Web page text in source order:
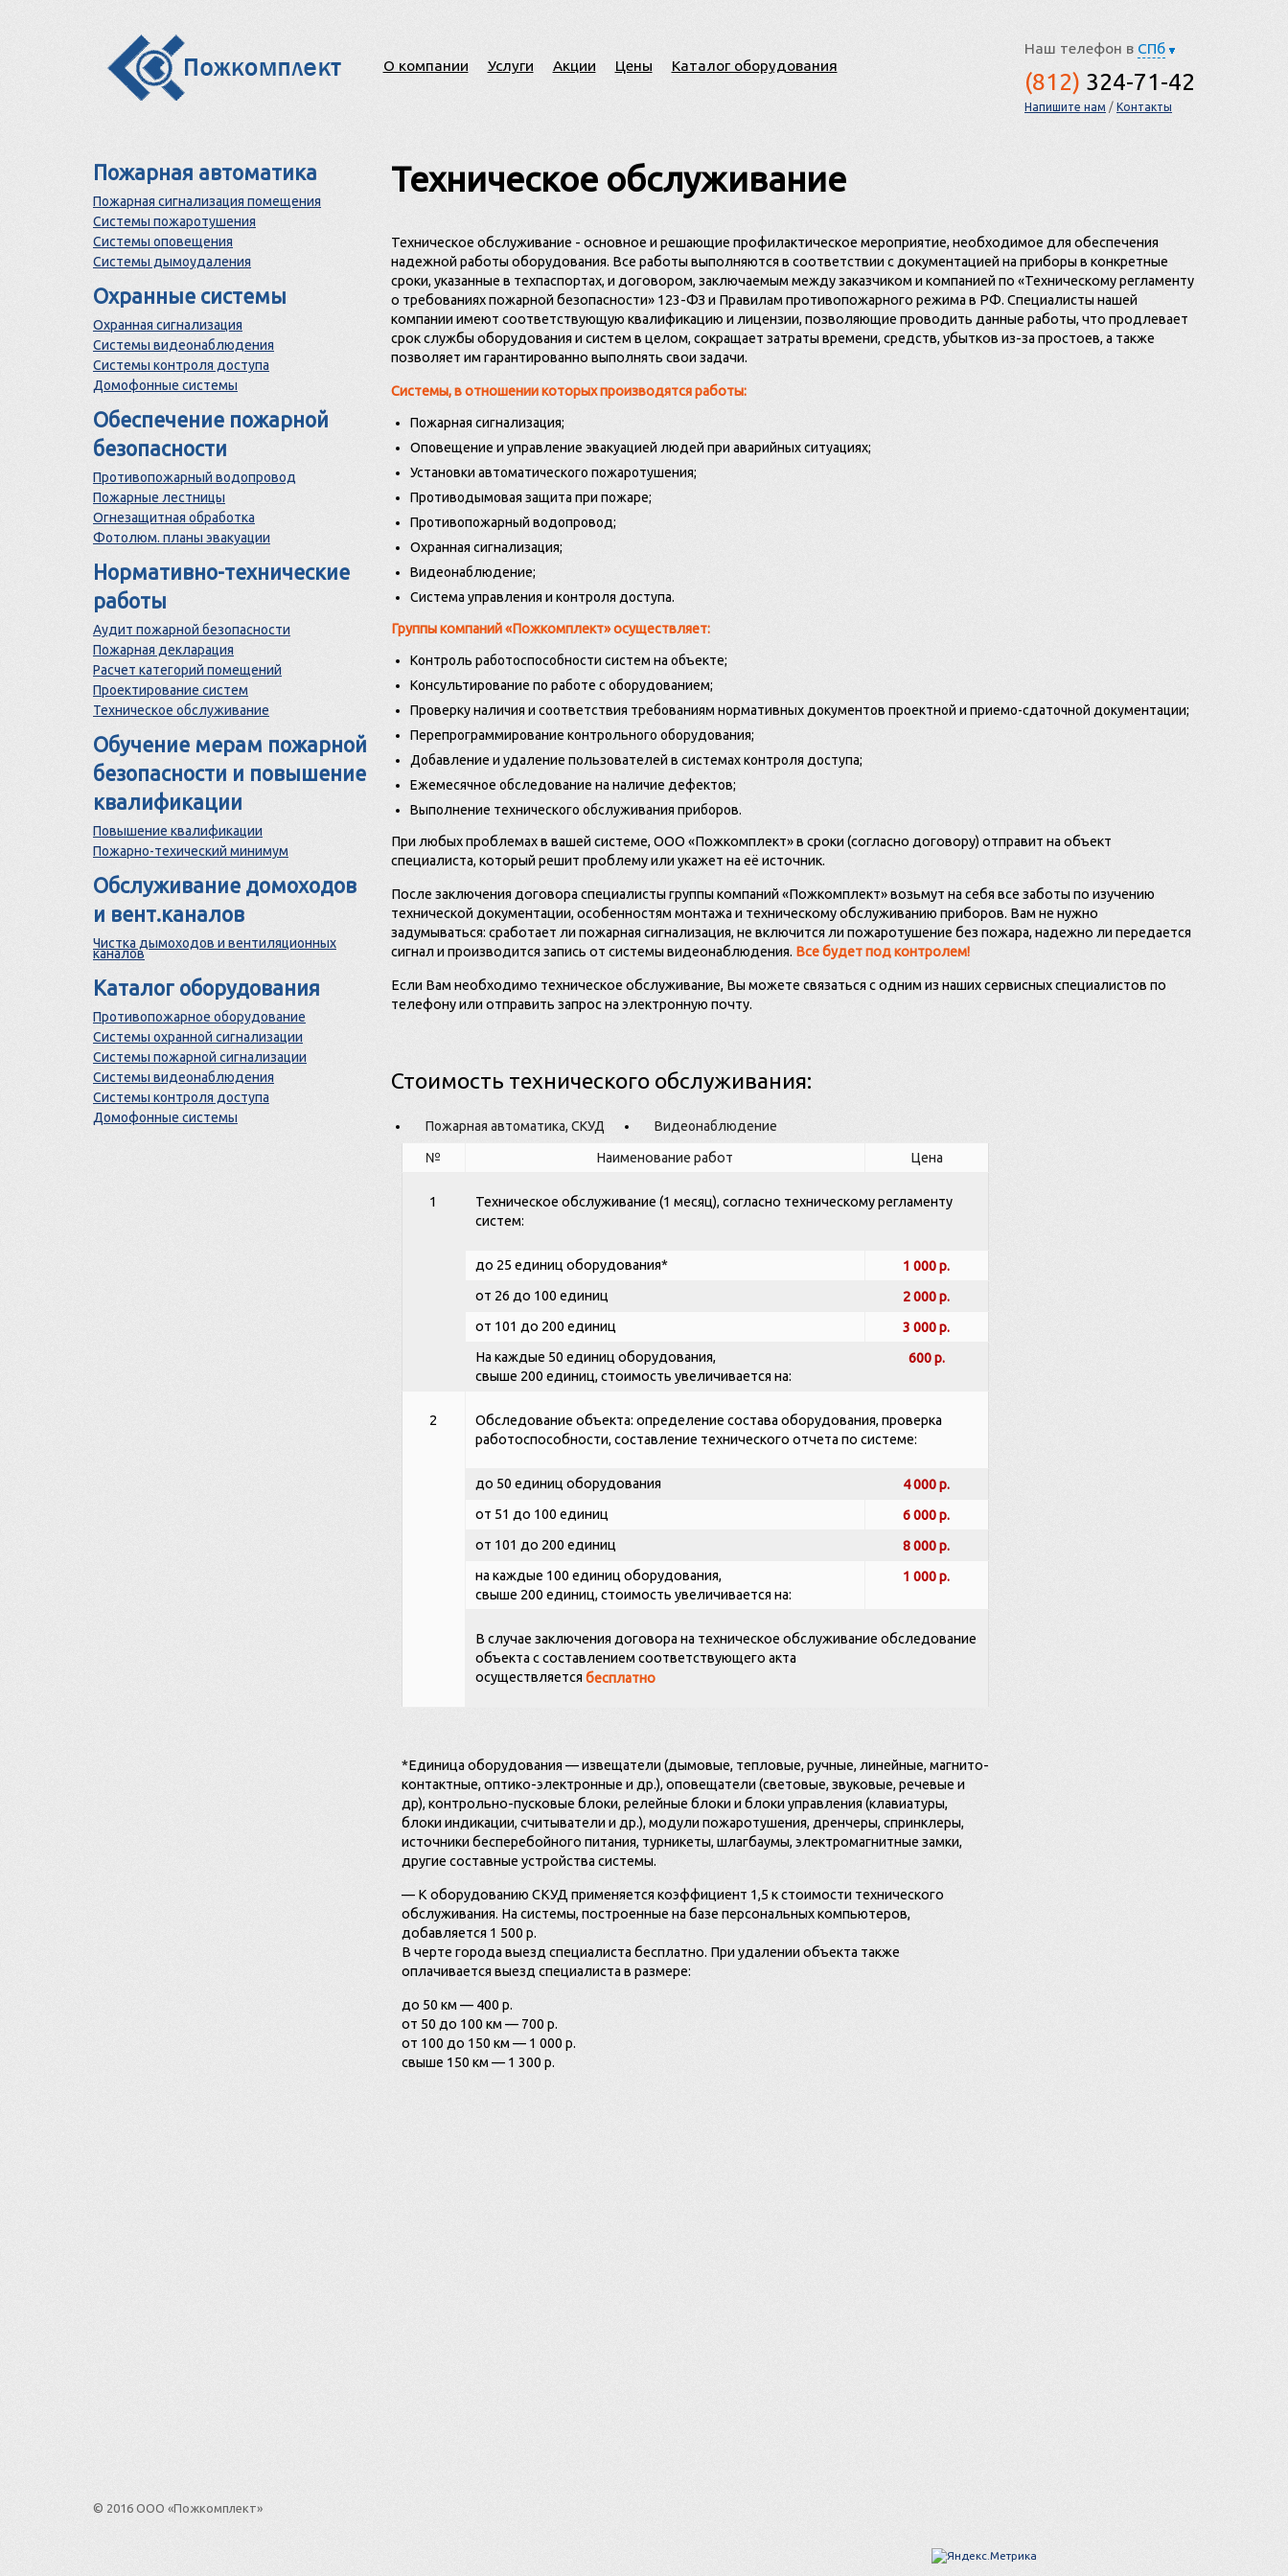
О компании Услуги Акции Цены Каталог оборудования
Наш телефон в СПб
(812) 324-71-42
Напишите нам / Контакты
Пожарная автоматика
Пожарная сигнализация помещения
Системы пожаротушения
Системы оповещения
Системы дымоудаления
Охранные системы
Охранная сигнализация
Системы видеонаблюдения
Системы контроля доступа
Домофонные системы
Обеспечение пожарной
безопасности
Противопожарный водопровод
Пожарные лестницы
Огнезащитная обработка
Фотолюм. планы эвакуации
Нормативно-технические
работы
Аудит пожарной безопасности
Пожарная декларация
Расчет категорий помещений
Проектирование систем
Техническое обслуживание
Обучение мерам пожарной
безопасности и повышение
квалификации
Повышение квалификации
Пожарно-техический минимум
Обслуживание домоходов
и вент.каналов
Чистка дымоходов и вентиляционных
каналов
Каталог оборудования
Противопожарное оборудование
Системы охранной сигнализации
Системы пожарной сигнализации
Системы видеонаблюдения
Системы контроля доступа
Домофонные системы
Техническое обслуживание
Техническое обслуживание - основное и решающие профилактическое мероприятие, необходимое для обеспечения
надежной работы оборудования. Все работы выполняются в соответствии с документацией на приборы в конкретные
сроки, указанные в техпаспортах, и договором, заключаемым между заказчиком и компанией по «Техническому регламенту
о требованиях пожарной безопасности» 123-ФЗ и Правилам противопожарного режима в РФ. Специалисты нашей
компании имеют соответствующую квалификацию и лицензии, позволяющие проводить данные работы, что продлевает
срок службы оборудования и систем в целом, сокращает затраты времени, средств, убытков из-за простоев, а также
позволяет им гарантированно выполнять свои задачи.
Системы, в отношении которых производятся работы:
Пожарная сигнализация;
Оповещение и управление эвакуацией людей при аварийных ситуациях;
Установки автоматического пожаротушения;
Противодымовая защита при пожаре;
Противопожарный водопровод;
Охранная сигнализация;
Видеонаблюдение;
Система управления и контроля доступа.
Группы компаний «Пожкомплект» осуществляет:
Контроль работоспособности систем на объекте;
Консультирование по работе с оборудованием;
Проверку наличия и соответствия требованиям нормативных документов проектной и приемо-сдаточной документации;
Перепрограммирование контрольного оборудования;
Добавление и удаление пользователей в системах контроля доступа;
Ежемесячное обследование на наличие дефектов;
Выполнение технического обслуживания приборов.
При любых проблемах в вашей системе, ООО «Пожкомплект» в сроки (согласно договору) отправит на объект
специалиста, который решит проблему или укажет на её источник.
После заключения договора специалисты группы компаний «Пожкомплект» возьмут на себя все заботы по изучению
технической документации, особенностям монтажа и техническому обслуживанию приборов. Вам не нужно
задумываться: сработает ли пожарная сигнализация, не включится ли пожаротушение без пожара, надежно ли передается
сигнал и производится запись от системы видеонаблюдения. Все будет под контролем!
Если Вам необходимо техническое обслуживание, Вы можете связаться с одним из наших сервисных специалистов по
телефону или отправить запрос на электронную почту.
Стоимость технического обслуживания:
Пожарная автоматика, СКУД Видеонаблюдение
№ Наименование работ Цена
1
Техническое обслуживание (1 месяц), согласно техническому регламенту
систем:
до 25 единиц оборудования*
1 000 р.
от 26 до 100 единиц
2 000 р.
от 101 до 200 единиц
3 000 р.
На каждые 50 единиц оборудования,
свыше 200 единиц, стоимость увеличивается на:
600 р.
2
Обследование объекта: определение состава оборудования, проверка
работоспособности, составление технического отчета по системе:
до 50 единиц оборудования
4 000 р.
от 51 до 100 единиц
6 000 р.
от 101 до 200 единиц
8 000 р.
на каждые 100 единиц оборудования,
свыше 200 единиц, стоимость увеличивается на:
1 000 р.
В случае заключения договора на техническое обслуживание обследование
объекта с составлением соответствующего акта
осуществляется бесплатно
*Единица оборудования — извещатели (дымовые, тепловые, ручные, линейные, магнито-
контактные, оптико-электронные и др.), оповещатели (световые, звуковые, речевые и
др), контрольно-пусковые блоки, релейные блоки и блоки управления (клавиатуры,
блоки индикации, считыватели и др.), модули пожаротушения, дренчеры, спринклеры,
источники бесперебойного питания, турникеты, шлагбаумы, электромагнитные замки,
другие составные устройства системы.
— К оборудованию СКУД применяется коэффициент 1,5 к стоимости технического
обслуживания. На системы, построенные на базе персональных компьютеров,
добавляется 1 500 р.
В черте города выезд специалиста бесплатно. При удалении объекта также
оплачивается выезд специалиста в размере:
до 50 км — 400 р.
от 50 до 100 км — 700 р.
от 100 до 150 км — 1 000 р.
свыше 150 км — 1 300 р.
© 2016 ООО «Пожкомплект»